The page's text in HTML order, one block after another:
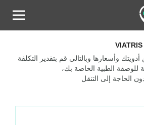
وأسعارها وبالتالي قم بتقدير التكلفة
للوصفة الطبية الخاصة بك،
الحاجة إلى التنقل